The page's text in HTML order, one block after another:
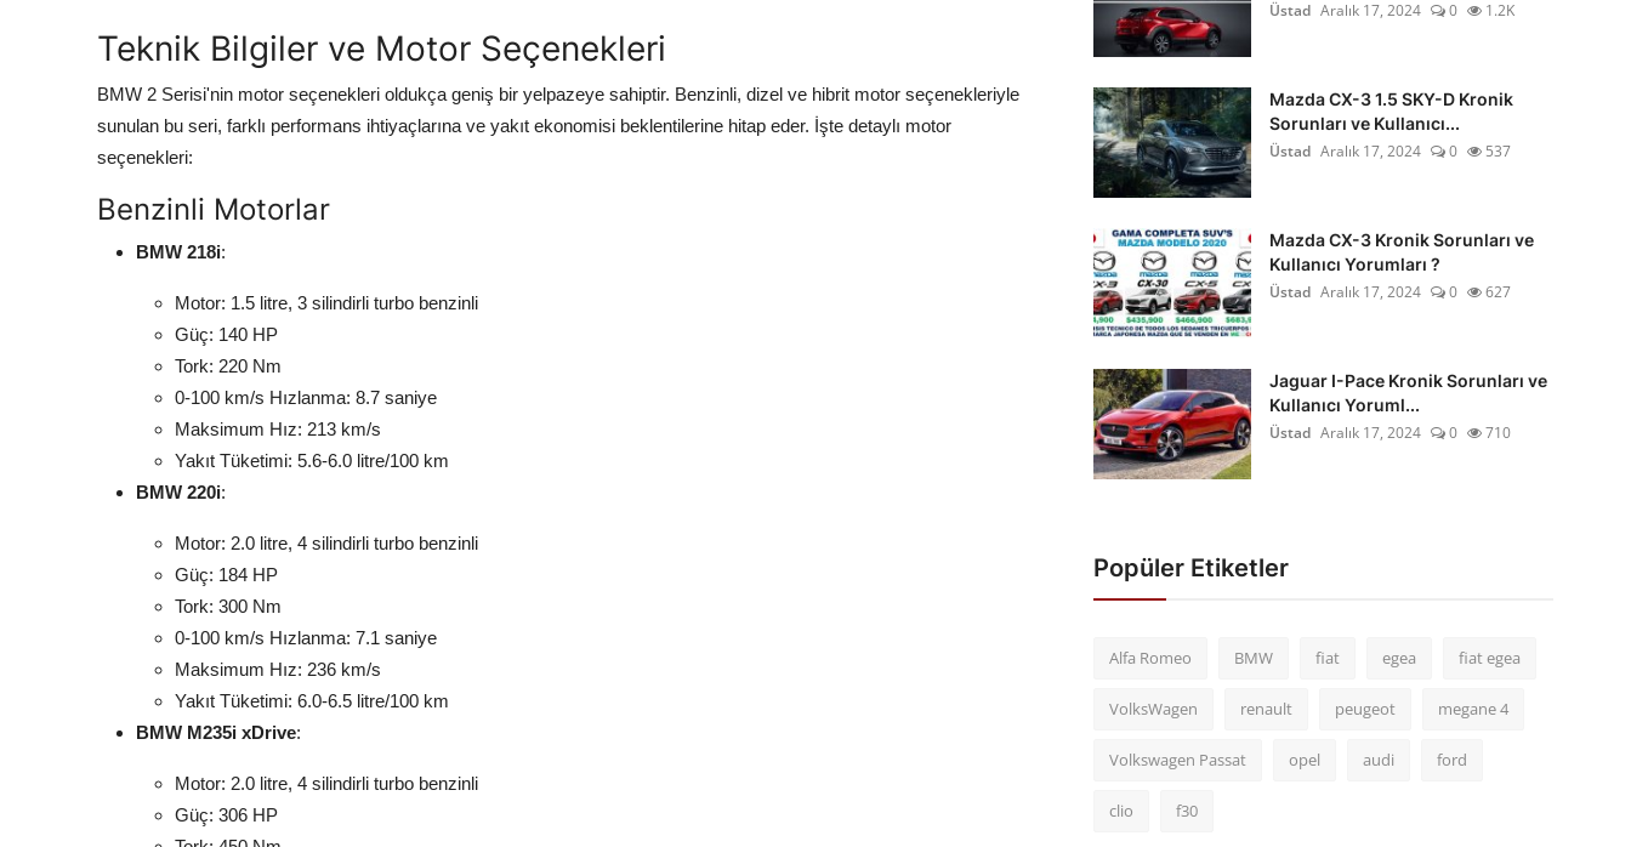
Teknik Bilgiler ve Motor Seçenekleri
BMW 2 Serisi'nin motor seçenekleri oldukça geniş bir yelpazeye sahiptir. Benzinli, dizel ve hibrit motor seçenekleriyle
sunulan bu seri, farklı performans ihtiyaçlarına ve yakıt ekonomisi beklentilerine hitap eder. İşte detaylı motor
seçenekleri:
Benzinli Motorlar
BMW 218i:
Motor: 1.5 litre, 3 silindirli turbo benzinli
Güç: 140 HP
Tork: 220 Nm
0-100 km/s Hızlanma: 8.7 saniye
Maksimum Hız: 213 km/s
Yakıt Tüketimi: 5.6-6.0 litre/100 km
BMW 220i:
Motor: 2.0 litre, 4 silindirli turbo benzinli
Güç: 184 HP
Tork: 300 Nm
0-100 km/s Hızlanma: 7.1 saniye
Maksimum Hız: 236 km/s
Yakıt Tüketimi: 6.0-6.5 litre/100 km
BMW M235i xDrive:
Motor: 2.0 litre, 4 silindirli turbo benzinli
Güç: 306 HP
Üstad Aralık 17, 2024 0 1.2K
Mazda CX-3 1.5 SKY-D Kronik
Sorunları ve Kullanıcı...
Üstad Aralık 17, 2024 0 537
Mazda CX-3 Kronik Sorunları ve
Kullanıcı Yorumları ?
Üstad Aralık 17, 2024 0 627
Jaguar I-Pace Kronik Sorunları ve
Kullanıcı Yoruml...
Üstad Aralık 17, 2024 0 710
Popüler Etiketler
Alfa Romeo BMW fiat egea fiat egea
VolksWagen renault peugeot megane 4
Volkswagen Passat opel audi ford
clio f30